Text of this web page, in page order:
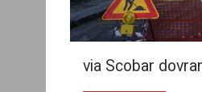
via Scobar